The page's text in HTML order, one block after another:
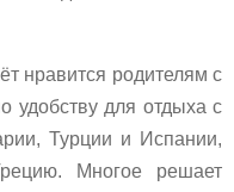
нравится родителям с
удобству для отдыха с
Турции и Испании,
Многое решает